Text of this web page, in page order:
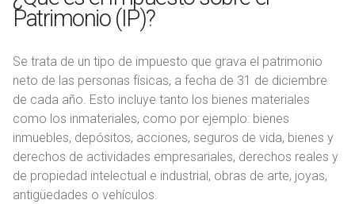
Patrimonio (IP)?
Se trata de un tipo de impuesto que grava el patrimonio
neto de las personas físicas, a fecha de 31 de diciembre
de cada año. Esto incluye tanto los bienes materiales
como los inmateriales, como por ejemplo: bienes
inmuebles, depósitos, acciones, seguros de vida, bienes y
derechos de actividades empresariales, derechos reales y
de propiedad intelectual e industrial, obras de arte, joyas,
antigüedades o vehículos.